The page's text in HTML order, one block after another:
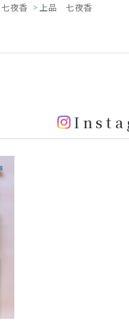
七夜香 >上品 七夜香